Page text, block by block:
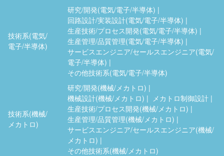
技術系(電気/
電子/半導体)
研究/開発(電気/電子/半導体)
回路設計/実装設計(電気/電子/半導体)
生産技術/プロセス開発(電気/電子/半導体)
生産管理/品質管理(電気/電子/半導体)
サービスエンジニア/セールスエンジニア(電気/
電子/半導体)
その他技術系(電気/電子/半導体)
技術系(機械/
メカトロ)
研究/開発(機械/メカトロ)
機械設計(機械/メカトロ)
メカトロ制御設計
生産技術/プロセス開発(機械/メカトロ)
生産管理/品質管理(機械/メカトロ)
サービスエンジニア/セールスエンジニア(機械/
メカトロ)
その他技術系(機械/メカトロ)